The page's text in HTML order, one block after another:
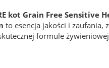
kot Grain Free Sensitive
to esencja jakości i zaufania,
formule